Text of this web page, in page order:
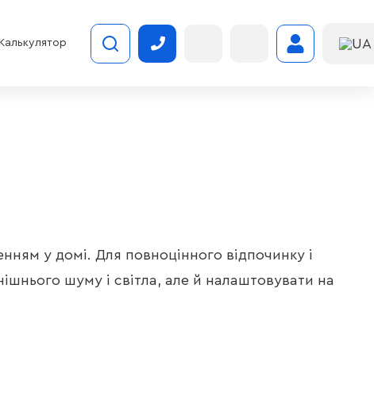
Калькулятор UA
у домі. Для повноцінного відпочинку і
шуму і світла, але й налаштовувати на